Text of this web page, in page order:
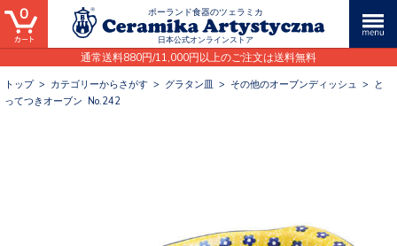
ポーランド食器のツェラミカ
日本公式オンラインストア
通常送料880円/11,000円以上のご注文は送料無料
0
トップ> カテゴリーからさがす > グラタン皿 > その他のオーブンディッシュ >
と
ってつきオーブン No.242